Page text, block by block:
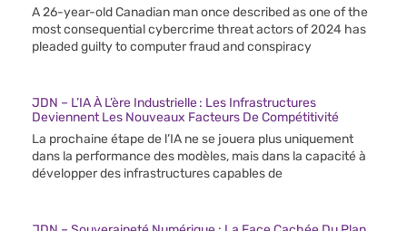
A 26-year-old Canadian man once described as one of the
most consequential cybercrime threat actors of 2024 has
pleaded guilty to computer fraud and conspiracy
JDN – L’IA À L’ère Industrielle : Les Infrastructures
Deviennent Les Nouveaux Facteurs De Compétitivité
La prochaine étape de l’IA ne se jouera plus uniquement
dans la performance des modèles, mais dans la capacité à
développer des infrastructures capables de